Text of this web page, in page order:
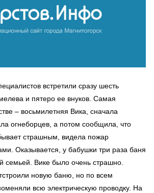
встретили сразу шесть
и пятеро ее внуков. Самая
– восьмилетняя Вика, сначала
огнеборцев, а потом сообщила, что
страшным, видела пожар
Оказывается, у бабушки три раза баня
семьей. Вике было очень страшно.
новую баню, но по всем
всю электрическую проводку. На